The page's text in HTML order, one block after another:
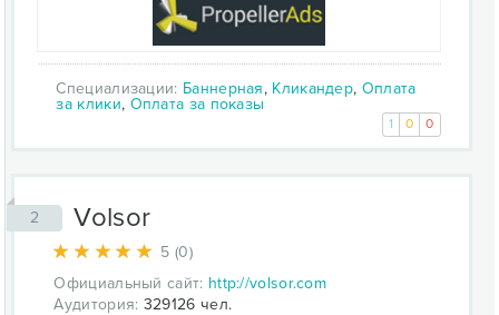
Специализации: Баннерная, Кликандер, Оплата
за клики, Оплата за показы
1 0 0
2 Volsor
5 (0)
Официальный сайт: http://volsor.com
Аудитория: 329126 чел.